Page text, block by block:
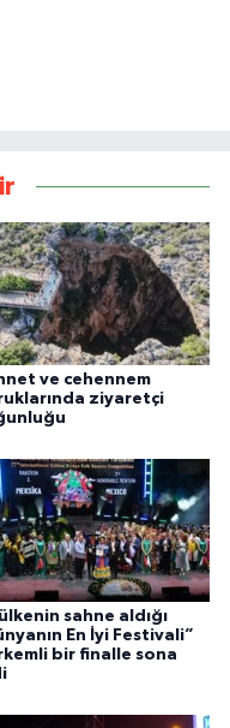
ve cehennem
ziyaretçi
sahne aldığı
En İyi Festivali”
bir finalle sona